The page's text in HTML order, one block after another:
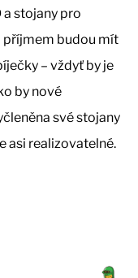
stojany pro
příjmem budou mít
– vždyť by je
by nové
své stojany
asi realizovatelné.